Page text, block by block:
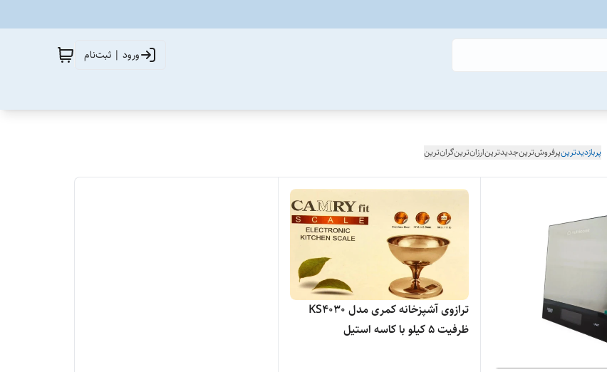
ورود | ثبت‌نام
پربازدیدترینپرفروش‌ترینجدیدترینارزان‌ترینگران‌ترین
ترازوی آشپزخانه کمری مدل KS4030
ظرفیت ۵ کیلو با کاسه استیل